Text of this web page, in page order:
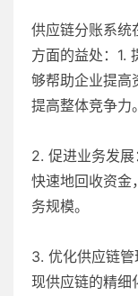
供应链分账系统
方面的益处：1.
够帮助企业提高
提高整体竞争力。
2. 促进业务发
快速地回收资金
务规模。
3. 优化供应链
现供应链的精细